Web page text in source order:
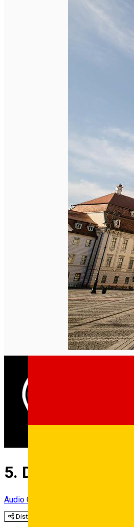
5. Der Große
Audio Guide Point
Distribuie